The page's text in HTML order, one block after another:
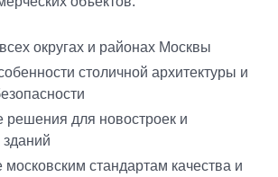
округах и районах Москвы
столичной архитектуры и
для новостроек и
зданий
московским стандартам качества и